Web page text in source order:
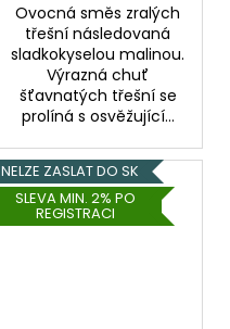
Ovocná směs zralých
třešní následovaná
sladkokyselou malinou.
Výrazná chuť
šťavnatých třešní se
prolíná s osvěžující...
NELZE ZASLAT DO SK
SLEVA MIN. 2% PO
REGISTRACI